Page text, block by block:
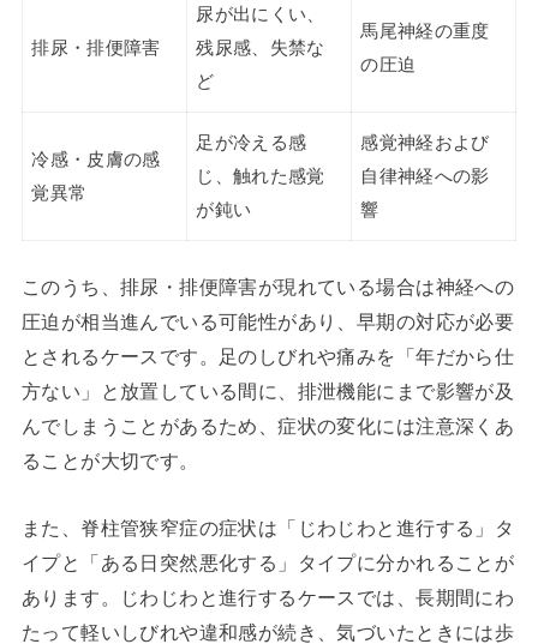
排尿・排便障害
尿が出にくい、
残尿感、失禁な
ど
馬尾神経の重度
の圧迫
冷感・皮膚の感
覚異常
足が冷える感
じ、触れた感覚
が鈍い
感覚神経および
自律神経への影
響
このうち、排尿・排便障害が現れている場合は神経への
圧迫が相当進んでいる可能性があり、早期の対応が必要
とされるケースです。足のしびれや痛みを「年だから仕
方ない」と放置している間に、排泄機能にまで影響が及
んでしまうことがあるため、症状の変化には注意深くあ
ることが大切です。
また、脊柱管狭窄症の症状は「じわじわと進行する」タ
イプと「ある日突然悪化する」タイプに分かれることが
あります。じわじわと進行するケースでは、長期間にわ
たって軽いしびれや違和感が続き、気づいたときには歩